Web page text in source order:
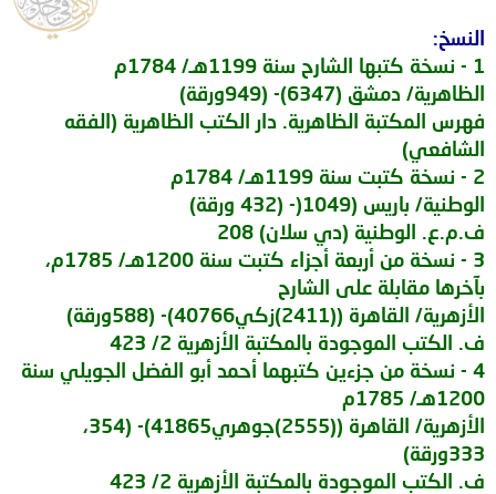
النسخ:
1 - نسخة كتبها الشارح سنة 1199هـ/ 1784م
الظاهرية/ دمشق (6347)- (949ورقة)
فهرس المكتبة الظاهرية. دار الكتب الظاهرية (الفقه
الشافعي)
2 - نسخة كتبت سنة 1199هـ/ 1784م
الوطنية/ باريس (1049(- (432 ورقة)
ف.م.ع. الوطنية (دي سلان) 208
3 - نسخة من أربعة أجزاء كتبت سنة 1200هـ/ 1785م،
بآخرها مقابلة على الشارح
الأزهرية/ القاهرة ((2411)زكي40766)- (588ورقة)
ف. الكتب الموجودة بالمكتبة الأزهرية 2/ 423
4 - نسخة من جزءين كتبهما أحمد أبو الفضل الجويلي سنة
1200هـ/ 1785م
الأزهرية/ القاهرة ((2555)جوهري41865)- (354،
333ورقة)
ف. الكتب الموجودة بالمكتبة الأزهرية 2/ 423